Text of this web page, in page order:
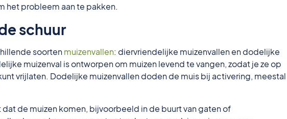
het probleem aan te pakken.
schuur
soortenmuizenvallen: diervriendelijke muizenvallen en dodelijke
muizenval is ontworpen om muizen levend te vangen, zodat je ze op
vrijlaten. Dodelijke muizenvallen doden de muis bij activering, meestal
dat de muizen komen, bijvoorbeeld in de buurt van gaten of